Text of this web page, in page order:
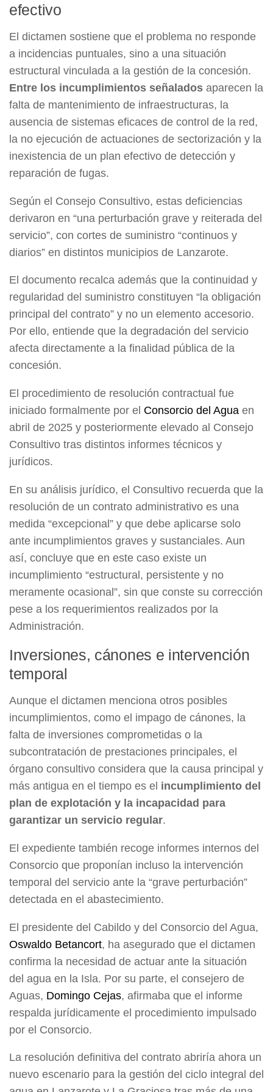
efectivo
El dictamen sostiene que el problema no responde
a incidencias puntuales, sino a una situación
estructural vinculada a la gestión de la concesión.
Entre los incumplimientos señalados aparecen la
falta de mantenimiento de infraestructuras, la
ausencia de sistemas eficaces de control de la red,
la no ejecución de actuaciones de sectorización y la
inexistencia de un plan efectivo de detección y
reparación de fugas.
Según el Consejo Consultivo, estas deficiencias
derivaron en “una perturbación grave y reiterada del
servicio”, con cortes de suministro “continuos y
diarios” en distintos municipios de Lanzarote.
El documento recalca además que la continuidad y
regularidad del suministro constituyen “la obligación
principal del contrato” y no un elemento accesorio.
Por ello, entiende que la degradación del servicio
afecta directamente a la finalidad pública de la
concesión.
El procedimiento de resolución contractual fue
iniciado formalmente por el Consorcio del Agua en
abril de 2025 y posteriormente elevado al Consejo
Consultivo tras distintos informes técnicos y
jurídicos.
En su análisis jurídico, el Consultivo recuerda que la
resolución de un contrato administrativo es una
medida “excepcional” y que debe aplicarse solo
ante incumplimientos graves y sustanciales. Aun
así, concluye que en este caso existe un
incumplimiento “estructural, persistente y no
meramente ocasional”, sin que conste su corrección
pese a los requerimientos realizados por la
Administración.
Inversiones, cánones e intervención
temporal
Aunque el dictamen menciona otros posibles
incumplimientos, como el impago de cánones, la
falta de inversiones comprometidas o la
subcontratación de prestaciones principales, el
órgano consultivo considera que la causa principal y
más antigua en el tiempo es el incumplimiento del
plan de explotación y la incapacidad para
garantizar un servicio regular.
El expediente también recoge informes internos del
Consorcio que proponían incluso la intervención
temporal del servicio ante la “grave perturbación”
detectada en el abastecimiento.
El presidente del Cabildo y del Consorcio del Agua,
Oswaldo Betancort, ha asegurado que el dictamen
confirma la necesidad de actuar ante la situación
del agua en la Isla. Por su parte, el consejero de
Aguas, Domingo Cejas, afirmaba que el informe
respalda jurídicamente el procedimiento impulsado
por el Consorcio.
La resolución definitiva del contrato abriría ahora un
nuevo escenario para la gestión del ciclo integral del